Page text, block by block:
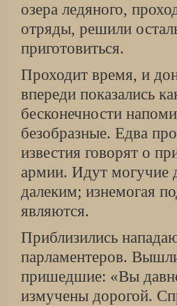
озера ледяного,
отряды, решили
приготовиться.
Проходит время, и
впереди показались
бесконечности
безобразные. Едва
известия говорят о
армии. Идут
далеким; изнемогая
являются.
Приблизились
парламентеров.
пришедшие: «Вы
измучены дорогой.